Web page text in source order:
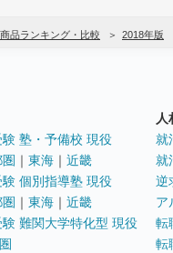
品ランキング・比較 2018年版
験 塾・予備校 現役
｜ 東海 ｜ 近畿
験 個別指導塾 現役
｜ 東海 ｜ 近畿
験 難関大学特化型 現役
人
就
就
逆
ア
転
転